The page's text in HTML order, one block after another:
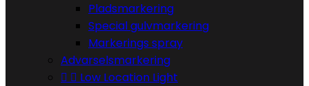
Pladsmarkering
Special gulvmarkering
Markerings spray
Advarselsmarkering
  Low Location Light